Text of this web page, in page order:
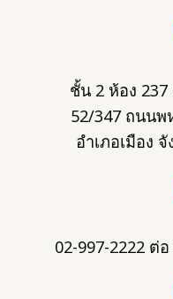
ชั้น 2 ห้อง
52/347 ถนน
อำเภอเมือง
02-997-2222 ต่